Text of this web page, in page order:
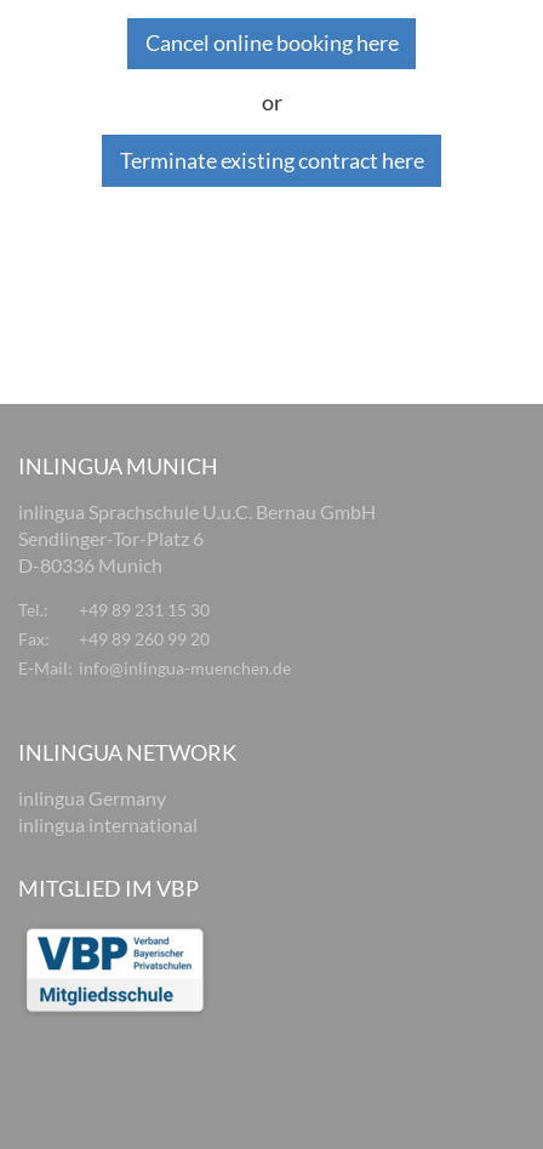
Cancel online booking here
or
Terminate existing contract here
INLINGUA MUNICH
inlingua Sprachschule U.u.C. Bernau GmbH
Sendlinger-Tor-Platz 6
D-80336 Munich
Tel.:
+49 89 231 15 30
Fax:
+49 89 260 99 20
E-Mail: info@inlingua-muenchen.de
INLINGUA NETWORK
inlingua Germany
inlingua international
MITGLIED IM VBP